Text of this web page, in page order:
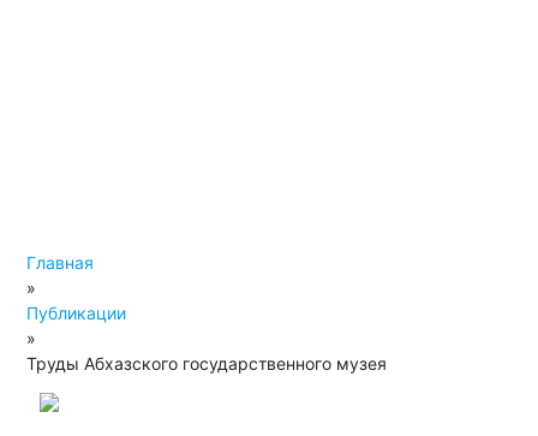
Главная
»
Публикации
»
Труды Абхазского государственного музея